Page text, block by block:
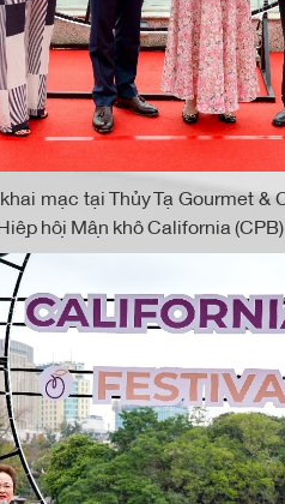
mạc tại Thủy Tạ Gourmet &
hội Mận khô California (CPB)